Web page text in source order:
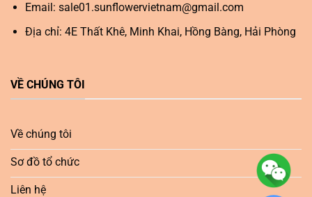
Email: sale01.sunflowervietnam@gmail.com
Địa chỉ: 4E Thất Khê, Minh Khai, Hồng Bàng, Hải Phòng
VỀ CHÚNG TÔI
Về chúng tôi
Sơ đồ tổ chức
Liên hệ